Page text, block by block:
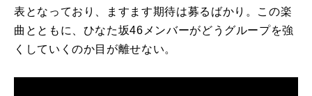
表となっており、ますます期待は募るばかり。この楽
曲とともに、ひなた坂46メンバーがどうグループを強
くしていくのか目が離せない。